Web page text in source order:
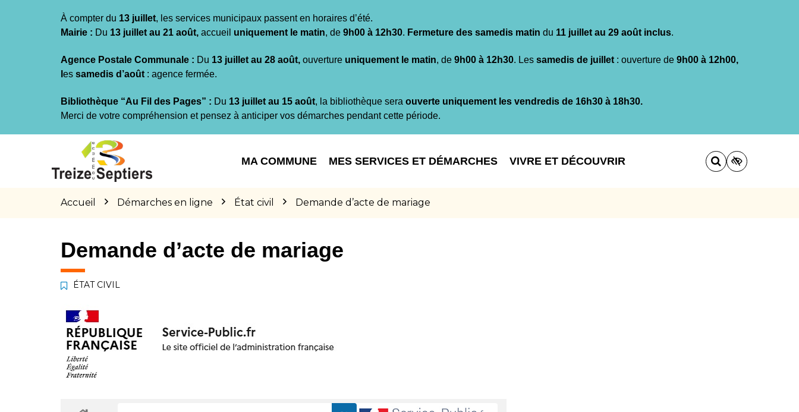
À compter du 13 juillet, les services municipaux passent en horaires d’été.
Mairie : Du 13 juillet au 21 août, accueil uniquement le matin, de 9h00 à 12h30. Fermeture des samedis matin du 11 juillet au 29 août inclus.
Agence Postale Communale : Du 13 juillet au 28 août, ouverture uniquement le matin, de 9h00 à 12h30. Les samedis de juillet : ouverture de 9h00 à 12h00,
es samedis d’août : agence fermée.
Bibliothèque “Au Fil des Pages” : Du 13 juillet au 15 août, la bibliothèque sera ouverte uniquement les vendredis de 16h30 à 18h30.
Merci de votre compréhension et pensez à anticiper vos démarches pendant cette période.
MA COMMUNE MES SERVICES ET DÉMARCHES VIVRE ET DÉCOUVRIR
Accueil Démarches en ligne État civil Demande d’acte de mariage
Demande d’acte de mariage
ÉTAT CIVIL